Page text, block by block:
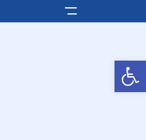
Otwórz pasek narzędzi
Pokaż/ukryj